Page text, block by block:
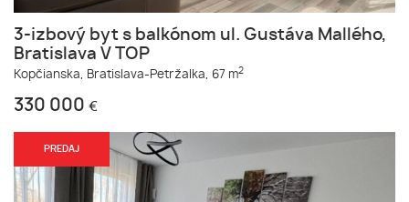
3-izbový byt s balkónom ul. Gustáva Mallého,
Bratislava V TOP
Kopčianska, Bratislava-Petržalka, 67 m2
330 000 €
PREDAJ